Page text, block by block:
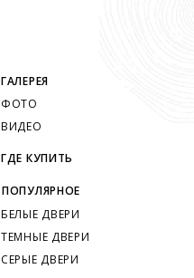
ГАЛЕРЕЯ
ФОТО
ВИДЕО
ГДЕ КУПИТЬ
ПОПУЛЯРНОЕ
БЕЛЫЕ ДВЕРИ
ТЕМНЫЕ ДВЕРИ
СЕРЫЕ ДВЕРИ